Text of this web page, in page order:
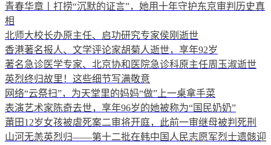
青春华章丨打捞“沉默的证言”，她用十年守护东京审判历史真
相
北师大校长办原主任、启功研究专家侯刚逝世
香港著名报人、文学评论家胡菊人逝世，享年92岁
著名急诊医学专家、北京协和医院急诊科原主任周玉淑逝世
英烈终归故里！这些细节写满敬意
网络“云祭扫”，为天堂里的妈妈“做”上一桌拿手菜
表演艺术家陈奇去世，享年96岁的她被称为“国民奶奶”
莆田12岁女孩被虐死案二审将开庭，此前一审继母被判死刑
山河无恙英烈归——第十二批在韩中国人民志愿军烈士遗骸迎